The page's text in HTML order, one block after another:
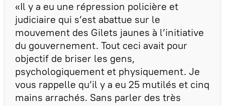
«Il y a eu une répression policière et
judiciaire qui s’est abattue sur le
mouvement des Gilets jaunes à l’initiative
du gouvernement. Tout ceci avait pour
objectif de briser les gens,
psychologiquement et physiquement. Je
vous rappelle qu’il y a eu 25 mutilés et cinq
mains arrachés. Sans parler des très